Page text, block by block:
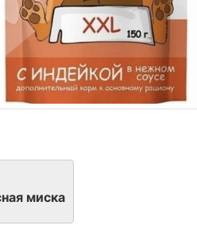
миска